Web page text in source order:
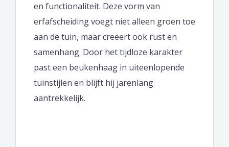
en functionaliteit. Deze vorm van
erfafscheiding voegt niet alleen groen toe
aan de tuin, maar creëert ook rust en
samenhang. Door het tijdloze karakter
past een beukenhaag in uiteenlopende
tuinstijlen en blijft hij jarenlang
aantrekkelijk.